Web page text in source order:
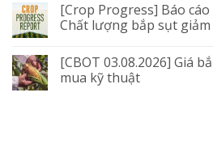
[Crop Progress] Báo
Chất lượng bắp sụt
[CBOT 03.08.2026] Giá
mua kỹ thuật